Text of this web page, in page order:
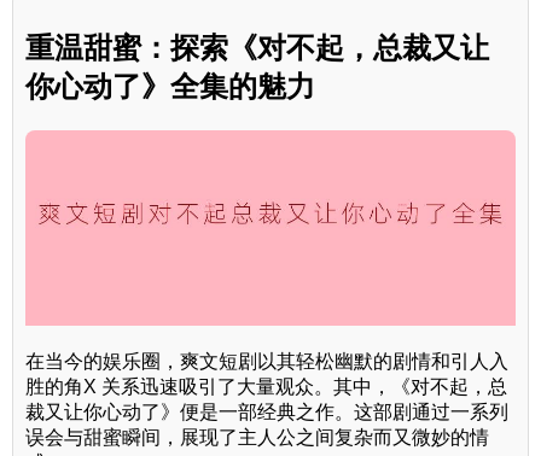
重温甜蜜：探索《对不起，总裁又让
你心动了》全集的魅力
在当今的娱乐圈，爽文短剧以其轻松幽默的剧情和引人入
胜的角X 关系迅速吸引了大量观众。其中，《对不起，总
裁又让你心动了》便是一部经典之作。这部剧通过一系列
误会与甜蜜瞬间，展现了主人公之间复杂而又微妙的情